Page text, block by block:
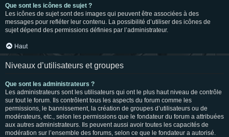
Que sont les icônes de sujet ?
Les icônes de sujet sont des images qui peuvent être associées à des
messages pour refléter leur contenu. La possibilité d’utiliser des icônes de
sujet dépend des permissions définies par l’administrateur.
Haut
Niveaux d’utilisateurs et groupes
Que sont les administrateurs ?
Les administrateurs sont les utilisateurs qui ont le plus haut niveau de contrôle
sur tout le forum. Ils contrôlent tous les aspects du forum comme les
permissions, le bannissement, la création de groupes d’utilisateurs ou de
modérateurs, etc., selon les permissions que le fondateur du forum a attribuées
aux autres administrateurs. Ils peuvent aussi avoir toutes les capacités de
modération sur l’ensemble des forums, selon ce que le fondateur a autorisé.